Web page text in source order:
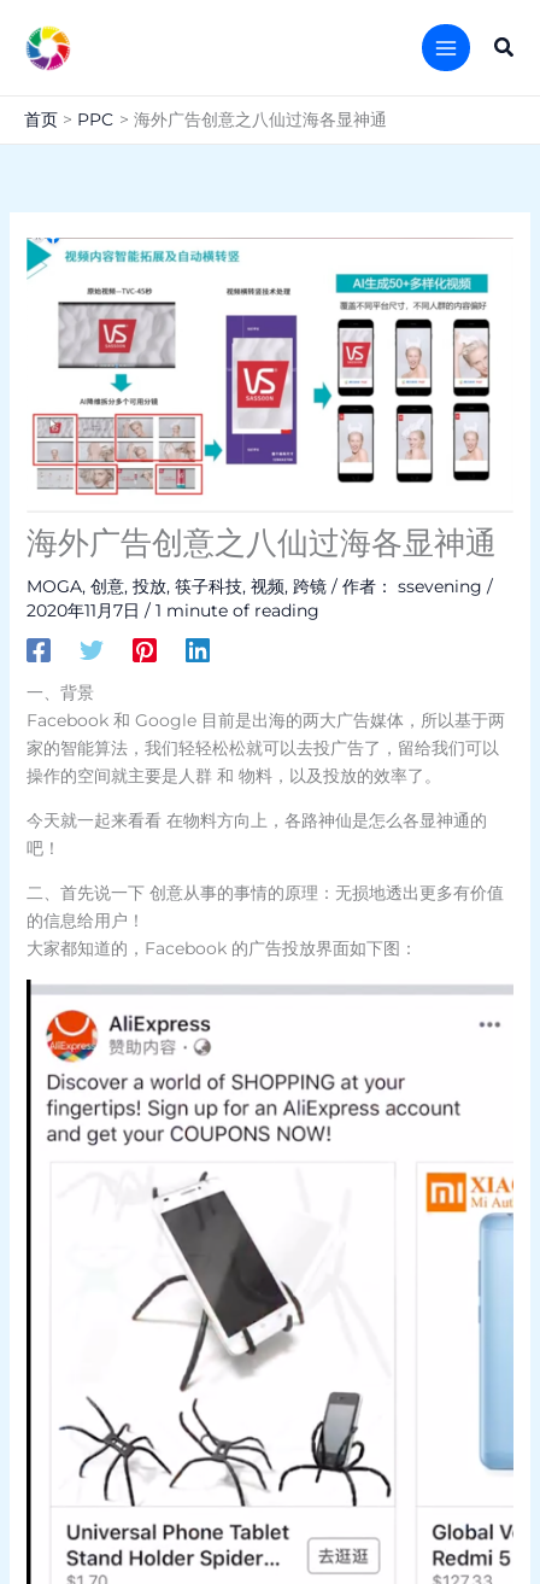
搜
首页 PPC 海外广告创意之八仙过海各显神通
海外广告创意之八仙过海各显神通
MOGA, 创意, 投放, 筷子科技, 视频, 跨镜/ 作者： ssevening /
2020年11月7日 / 1 minute of reading
一、背景
Facebook 和 Google 目前是出海的两大广告媒体，所以基于两
家的智能算法，我们轻轻松松就可以去投广告了，留给我们可以
操作的空间就主要是人群 和 物料，以及投放的效率了。
今天就一起来看看 在物料方向上，各路神仙是怎么各显神通的
吧！
二、首先说一下 创意从事的事情的原理：无损地透出更多有价值
的信息给用户！
大家都知道的，Facebook 的广告投放界面如下图：